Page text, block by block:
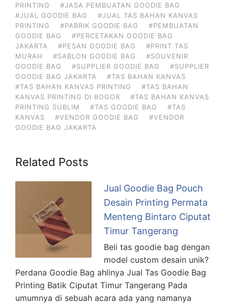
PRINTING
#JASA PEMBUATAN GOODIE BAG
#JUAL GOODIE BAG
#JUAL TAS BAHAN KANVAS
PRINTING
#PABRIK GOODIE BAG
#PEMBUATAN
GOODIE BAG
#PERCETAKAN GOODIE BAG
JAKARTA
#PESAN GOODIE BAG
#PRINT TAS
MURAH
#SABLON GOODIE BAG
#SOUVENIR
GOODIE BAG
#SUPPLIER GOODIE BAG
#SUPPLIER
GOODIE BAG JAKARTA
#TAS BAHAN KANVAS
#TAS BAHAN KANVAS PRINTING
#TAS BAHAN
KANVAS PRINTING DI BOGOR
#TAS BAHAN KANVAS
PRINTING SUBLIM
#TAS GOODIE BAG
#TAS
KANVAS
#VENDOR GOODIE BAG
#VENDOR
GOODIE BAG JAKARTA
Related Posts
Jual Goodie Bag Pouch
Desain Printing Permata
Menteng Bintaro Ciputat
Timur Tangerang
Beli tas goodie bag dengan
model custom desain unik?
Perdana Goodie Bag ahlinya Jual Tas Goodie Bag
Printing Batik Ciputat Timur Tangerang Pada
umumnya di sebuah acara ada yang namanya